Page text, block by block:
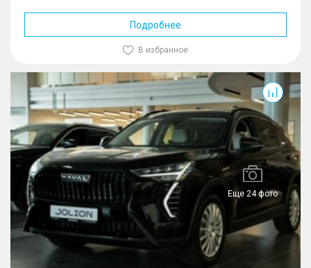
Подробнее
В избранное
Еще 24 фото